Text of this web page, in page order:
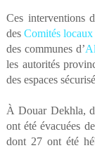
Ces interventions
desComités
des communes d’
les autorités
des espaces
À Douar Dekhla,
ont été évacuées
dont 27 ont été